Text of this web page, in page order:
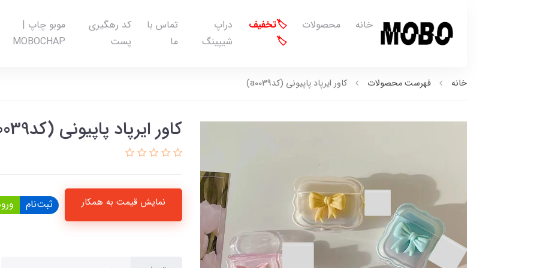
خانه محصولات
🏷️تخفیف
🏷️
دراپ
شیپینگ
تماس با
ما
کد رهگیری
پست
موبو چاپ |
MOBOCHAP
خانه فهرست محصولات کاور ایرپاد پاپیونی (کدa0039)
کاور ایرپاد پاپیونی (کدa0039)
نمایش قیمت به همکار ثبت‌نام